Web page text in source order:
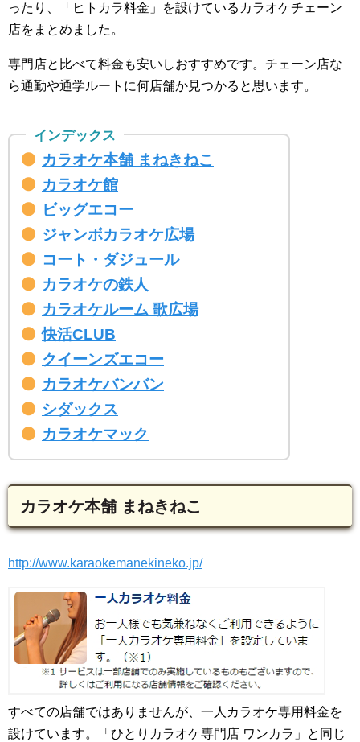
ったり、「ヒトカラ料金」を設けているカラオケチェーン
店をまとめました。
専門店と比べて料金も安いしおすすめです。チェーン店な
ら通勤や通学ルートに何店舗か見つかると思います。
カラオケ本舗 まねきねこ
カラオケ館
ビッグエコー
ジャンボカラオケ広場
コート・ダジュール
カラオケの鉄人
カラオケルーム 歌広場
快活CLUB
クイーンズエコー
カラオケバンバン
シダックス
カラオケマック
カラオケ本舗 まねきねこ
http://www.karaokemanekineko.jp/
すべての店舗ではありませんが、一人カラオケ専用料金を
設けています。「ひとりカラオケ専門店 ワンカラ」と同じ